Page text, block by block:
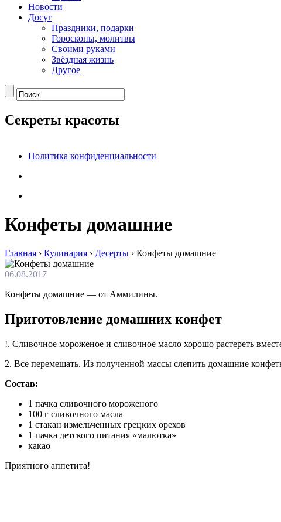
Новости
Досуг
Праздники, подарки
Гороскопы, молитвы
Своими руками
Звёздная жизнь
Другое
Секреты красоты
Политика конфиденциальности
Конфеты домашние
Главная › Кулинария › Десерты › Конфеты домашние
06.08.2017
Конфеты домашние — от Аммилины.
Приготовление домашних конфет
!. Сливочное мороженое и сливочное масло хорошо растереть
2. Все перемешать. Из полученной массы слепить домашние
Состав:
1 пачка сливочного мороженого
100 г сливочного масла
1 стакан измельченных грецких орехов
1 пачка детского питания «малютка»
какао
Приятного аппетита!